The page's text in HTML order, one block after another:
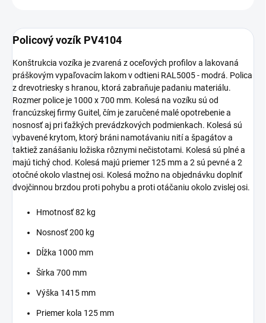
Policový vozík PV4104
Konštrukcia vozíka je zvarená z oceľových profilov a lakovaná
práškovým vypaľovacím lakom v odtieni RAL5005 - modrá. Polica
z drevotriesky s hranou, ktorá zabraňuje padaniu materiálu.
Rozmer police je 1000 x 700 mm. Kolesá na vozíku sú od
francúzskej firmy Guitel, čím je zaručené malé opotrebenie a
nosnosť aj pri ťažkých prevádzkových podmienkach. Kolesá sú
vybavené krytom, ktorý bráni namotávaniu nití a špagátov a
taktiež zanášaniu ložiska rôznymi nečistotami. Kolesá sú plné a
majú tichý chod. Kolesá majú priemer 125 mm a 2 sú pevné a 2
otočné okolo vlastnej osi. Kolesá možno na objednávku doplniť
dvojčinnou brzdou proti pohybu a proti otáčaniu okolo zvislej osi.
Hmotnosť 82 kg
Nosnosť 200 kg
Dĺžka 1000 mm
Šírka 700 mm
Výška 1415 mm
Priemer kola 125 mm